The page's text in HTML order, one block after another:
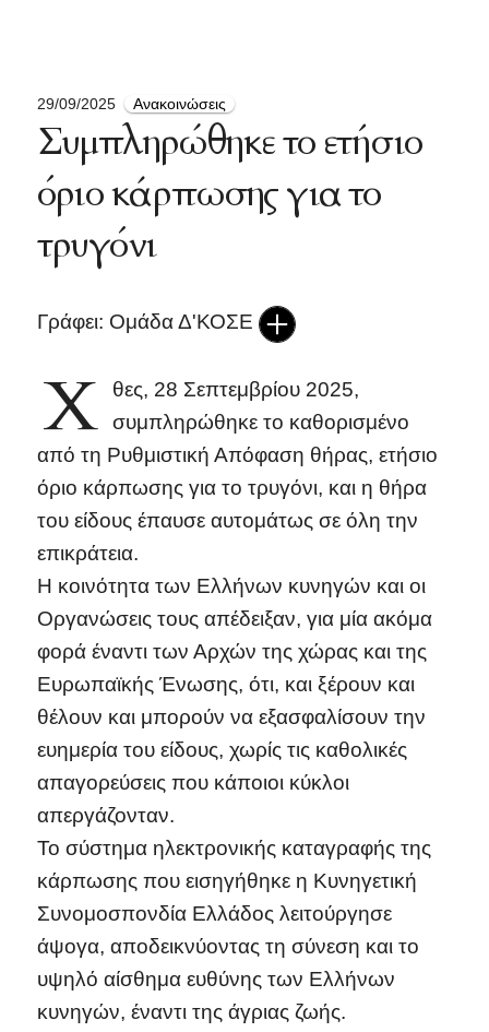
29/09/2025 Ανακοινώσεις
Συμπληρώθηκε το ετήσιο
όριο κάρπωσης για το
τρυγόνι
Γράφει: Ομάδα Δ'ΚΟΣΕ
Χ
θες, 28 Σεπτεμβρίου 2025,
συμπληρώθηκε το καθορισμένο
από τη Ρυθμιστική Απόφαση θήρας, ετήσιο
όριο κάρπωσης για το τρυγόνι, και η θήρα
του είδους έπαυσε αυτομάτως σε όλη την
επικράτεια.
Η κοινότητα των Ελλήνων κυνηγών και οι
Οργανώσεις τους απέδειξαν, για μία ακόμα
φορά έναντι των Αρχών της χώρας και της
Ευρωπαϊκής Ένωσης, ότι, και ξέρουν και
θέλουν και μπορούν να εξασφαλίσουν την
ευημερία του είδους, χωρίς τις καθολικές
απαγορεύσεις που κάποιοι κύκλοι
απεργάζονταν.
Το σύστημα ηλεκτρονικής καταγραφής της
κάρπωσης που εισηγήθηκε η Κυνηγετική
Συνομοσπονδία Ελλάδος λειτούργησε
άψογα, αποδεικνύοντας τη σύνεση και το
υψηλό αίσθημα ευθύνης των Ελλήνων
κυνηγών, έναντι της άγριας ζωής.